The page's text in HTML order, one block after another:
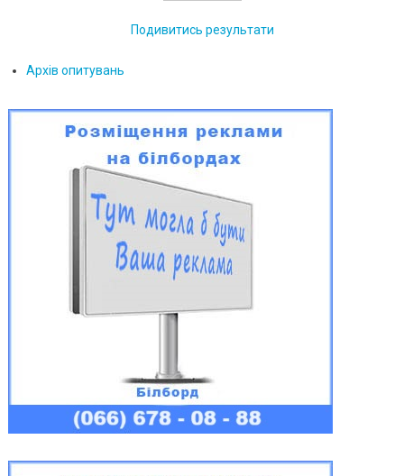
Подивитись результати
Архів опитувань